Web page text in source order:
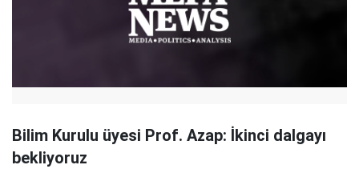
Bilim Kurulu üyesi Prof. Azap: İkinci dalgayı
bekliyoruz